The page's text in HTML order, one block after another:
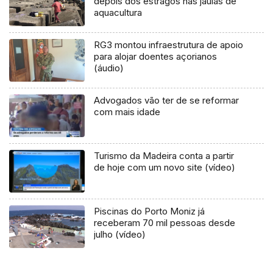
aquacultura
RG3 montou infraestrutura de apoio
para alojar doentes açorianos
(áudio)
Advogados vão ter de se reformar
com mais idade
Turismo da Madeira conta a partir
de hoje com um novo site (vídeo)
Piscinas do Porto Moniz já
receberam 70 mil pessoas desde
julho (vídeo)